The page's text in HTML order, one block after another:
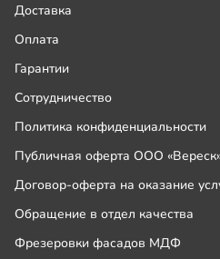
Доставка
Оплата
Гарантии
Сотрудничество
Политика конфиденциальности
Публичная оферта ООО
Договор-оферта на оказание
Обращение в отдел качества
Фрезеровки фасадов МДФ